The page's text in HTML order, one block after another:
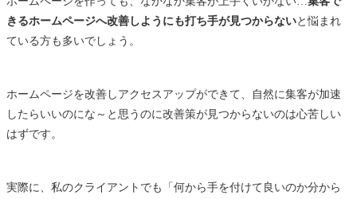
きるホームページへ改善しようにも打ち手が見つからないと悩まれ
ている方も多いでしょう。
ホームページを改善しアクセスアップができて、自然に集客が加速
したらいいのにな～と思うのに改善策が見つからないのは心苦しい
はずです。
実際に、私のクライアントでも「何から手を付けて良いのか分から